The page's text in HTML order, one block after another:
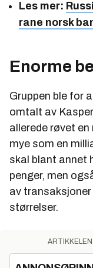
Les mer:
rane norsk
Enorme
Gruppen ble for
omtalt av
allerede røvet
mye som en
skal blant annet
penger, men
av
størrelser.